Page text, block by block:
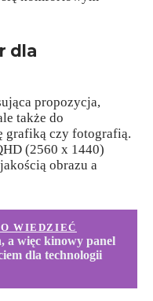
dla
propozycja,
także do
grafiką czy fotografią.
(2560 x 1440)
obrazu a
WIEDZIEĆ
a więc kinowy panel
dla technologii